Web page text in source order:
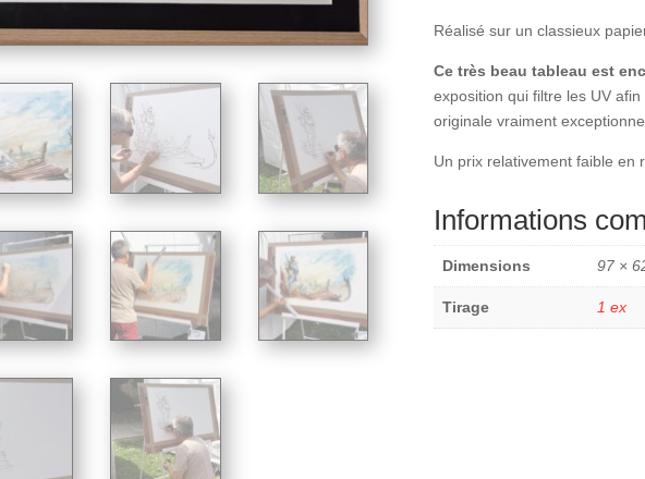
Réalisé sur un classieux
Ce très beau tableau est
exposition qui filtre les UV
originale vraiment
Un prix relativement faible en
Informations
Dimensions 97 ×
Tirage 1 ex